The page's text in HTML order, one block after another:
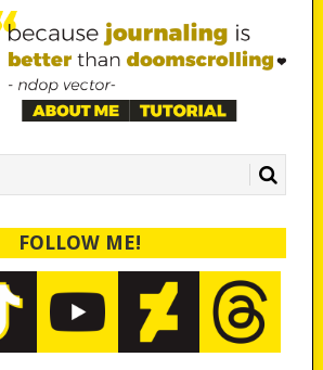
FOLLOW ME!